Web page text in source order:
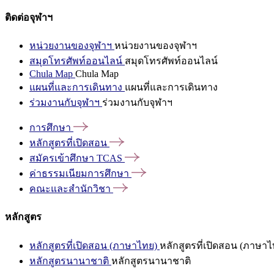
ติดต่อจุฬาฯ
หน่วยงานของจุฬาฯ หน่วยงานของจุฬาฯ
สมุดโทรศัพท์ออนไลน์ สมุดโทรศัพท์ออนไลน์
Chula Map Chula Map
แผนที่และการเดินทาง แผนที่และการเดินทาง
ร่วมงานกับจุฬาฯ ร่วมงานกับจุฬาฯ
การศึกษา
หลักสูตรที่เปิดสอน
สมัครเข้าศึกษา TCAS
ค่าธรรมเนียมการศึกษา
คณะและสำนักวิชา
หลักสูตร
หลักสูตรที่เปิดสอน (ภาษาไทย) หลักสูตรที่เปิดสอน (ภาษาไ
หลักสูตรนานาชาติ หลักสูตรนานาชาติ